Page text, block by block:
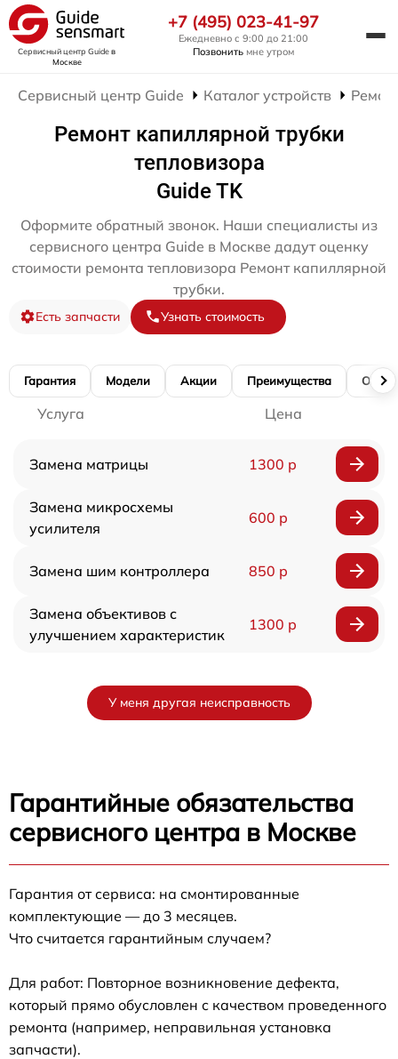
Сервисный центр Guideв
Москве
+7 (495) 023-41-97
Ежедневно с 9:00 до 21:00
Позвонить мне утром
Сервисный центр Guide Каталог устройств
Ремонт капиллярной трубки
тепловизора
Guide TK
Оформите обратный звонок. Наши специалисты из
сервисного центра Guide в Москве дадут оценку
стоимости ремонта тепловизора Ремонт капиллярной
трубки.
Есть запчасти Узнать стоимость
Гарантия Модели Акции Преимущества
Услуга Цена
Замена матрицы 1300 р
Замена микросхемы
усилителя
600 р
Замена шим контроллера 850 р
Замена объективов с
улучшением характеристик
1300 р
У меня другая неисправность
Гарантийные обязательства
сервисного центра в Москве
Гарантия от сервиса: на смонтированные
комплектующие — до 3 месяцев.
Что считается гарантийным случаем?
Для работ: Повторное возникновение дефекта,
который прямо обусловлен с качеством проведенного
ремонта (например, неправильная установка
запчасти).